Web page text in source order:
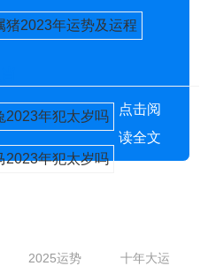
猪2023年运势及运程
2023年犯太岁吗
2023年犯太岁吗
点击阅
读全文
2025运势 十年大运